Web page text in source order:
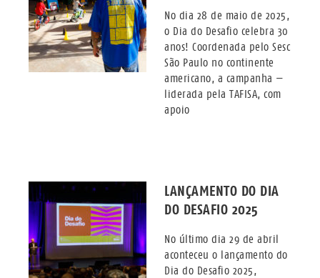
No dia 28 de maio de 2025,
o Dia do Desafio celebra 30
anos! Coordenada pelo Sesc
São Paulo no continente
americano, a campanha —
liderada pela TAFISA, com
apoio
LANÇAMENTO DO DIA
DO DESAFIO 2025
No último dia 29 de abril
aconteceu o lançamento do
Dia do Desafio 2025,